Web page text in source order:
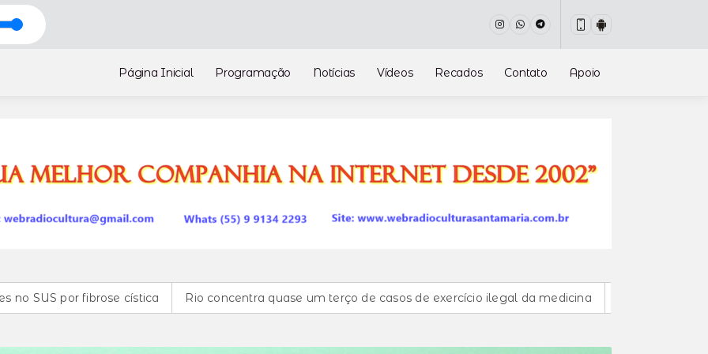
04 HORAS
Página Inicial Programação Notícias Vídeos Recados Contato Apoio
cística Rio concentra quase um terço de casos de exercício ilegal da medicina Entenda o que muda com a